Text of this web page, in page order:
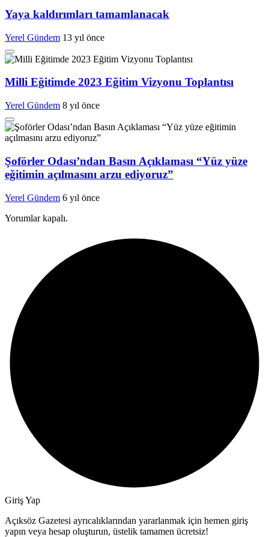
Yaya kaldırımları tamamlanacak
Yerel Gündem 13 yıl önce
Milli Eğitimde 2023 Eğitim Vizyonu Toplantısı
Yerel Gündem 8 yıl önce
Şoförler Odası’ndan Basın Açıklaması “Yüz yüze
eğitimin açılmasını arzu ediyoruz”
Yerel Gündem 6 yıl önce
Yorumlar kapalı.
Giriş Yap
Açıksöz Gazetesi ayrıcalıklarından yararlanmak için hemen giriş
yapın veya hesap oluşturun, üstelik tamamen ücretsiz!